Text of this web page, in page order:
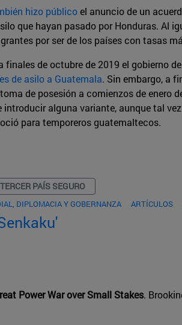
hizo públicoel anuncio de un
que hayan pasado por Honduras. Al
por ser de los países con tasas
de octubre de 2019 el gobierno
de asilo a Guatemala. Sin embargo, a
de posesión a comienzos de enero
alguna variante, aunque tal
para temporeros guatemaltecos.
TERCER PAÍS SEGURO
DIPLOMACIA Y GOBERNANZA ARTÍCULOS
Power War over Small Stakes.